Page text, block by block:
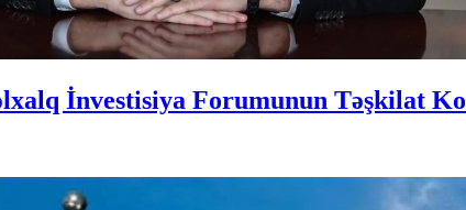
İnvestisiya Forumunun Təşkilat